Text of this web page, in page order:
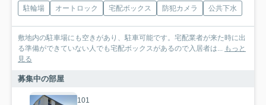
駐輪場 オートロック 宅配ボックス 防犯カメラ 公共下水
敷地内の駐車場にも空きがあり、駐車可能です。宅配業者が来た時に出
る準備ができていない人でも宅配ボックスがあるので入居者は...
もっと
見る
募集中の部屋
101